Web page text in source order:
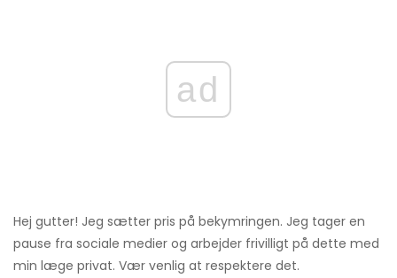
ad
Hej gutter! Jeg sætter pris på bekymringen. Jeg tager en
pause fra sociale medier og arbejder frivilligt på dette med
min læge privat. Vær venlig at respektere det.